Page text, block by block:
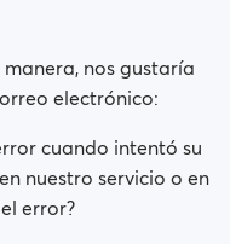
nos gustaría
electrónico:
cuando intentó su
nuestro servicio o en
error?